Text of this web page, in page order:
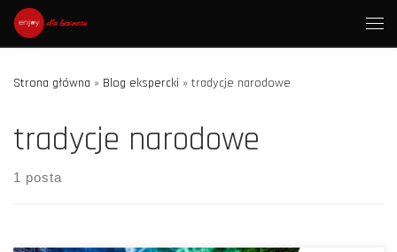
Skip to content
Strona główna » Blog ekspercki » tradycje narodowe
tradycje narodowe
1 posta